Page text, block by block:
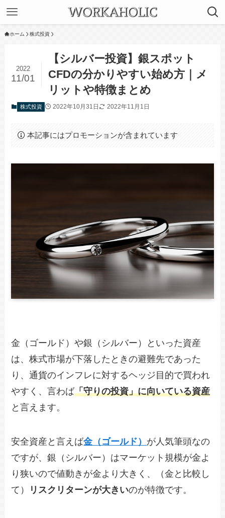
ホーム 株式投資
【シルバー投資】銀スポット
CFDの分かりやすい始め方｜メ
リットや特徴まとめ
2022
11/01
株式投資 2022年10月31日 2022年11月1日
本記事にはプロモーションが含まれています
金（ゴールド）や銀（シルバー）といった資産
は、株式市場が下落したときの避難先であった
り、通貨のインフレに対するヘッジ目的で買われ
やすく、言わば「守りの投資」に向いている資産
と言えます。
安全資産と言えば金（ゴールド） が人気筆頭なの
ですが、銀（シルバー）はマーケット規模が金よ
り狭いので値動きが金より大きく、（金と比較し
て）
リスクリターンが大きいのが特徴です。